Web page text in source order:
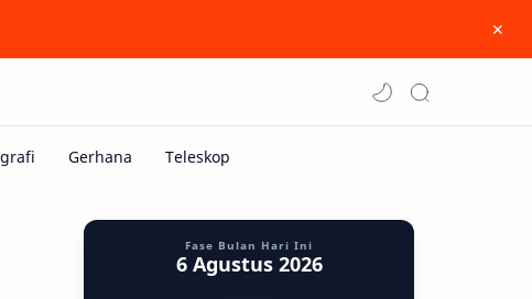
Fase Bulan Hari Ini
6 Agustus 2026